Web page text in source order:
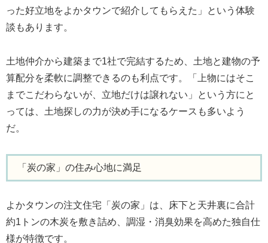
った好立地をよかタウンで紹介してもらえた」という体験
談もあります。
土地仲介から建築まで1社で完結するため、土地と建物の予
算配分を柔軟に調整できるのも利点です。「上物にはそこ
までこだわらないが、立地だけは譲れない」という方にと
っては、土地探しの力が決め手になるケースも多いよう
だ。
「炭の家」の住み心地に満足
よかタウンの注文住宅「炭の家」は、床下と天井裏に合計
約1トンの木炭を敷き詰め、調湿・消臭効果を高めた独自仕
様が特徴です。